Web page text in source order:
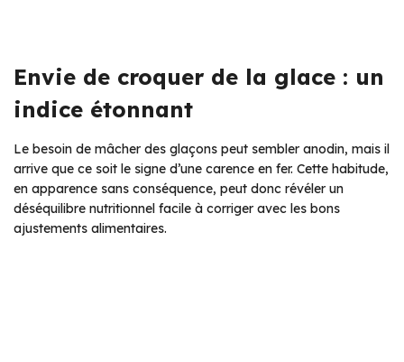
Envie de croquer de la glace : un
indice étonnant
Le besoin de mâcher des glaçons peut sembler anodin, mais il
arrive que ce soit le signe d’une carence en fer. Cette habitude,
en apparence sans conséquence, peut donc révéler un
déséquilibre nutritionnel facile à corriger avec les bons
ajustements alimentaires.